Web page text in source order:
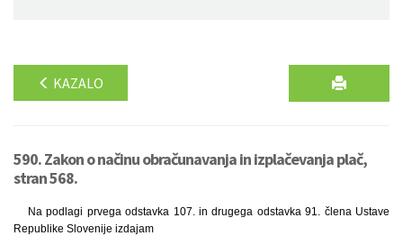
KAZALO
590. Zakon o načinu obračunavanja in izplačevanja plač,
stran 568.
Na podlagi prvega odstavka 107. in drugega odstavka 91. člena Ustave
Republike Slovenije izdajam